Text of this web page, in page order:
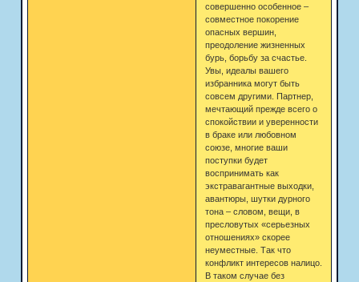
совершенно особенное –
совместное покорение
опасных вершин,
преодоление жизненных
бурь, борьбу за счастье.
Увы, идеалы вашего
избранника могут быть
совсем другими. Партнер,
мечтающий прежде всего о
спокойствии и уверенности
в браке или любовном
союзе, многие ваши
поступки будет
воспринимать как
экстравагантные выходки,
авантюры, шутки дурного
тона – словом, вещи, в
пресловутых «серьезных
отношениях» скорее
неуместные. Так что
конфликт интересов налицо.
В таком случае без